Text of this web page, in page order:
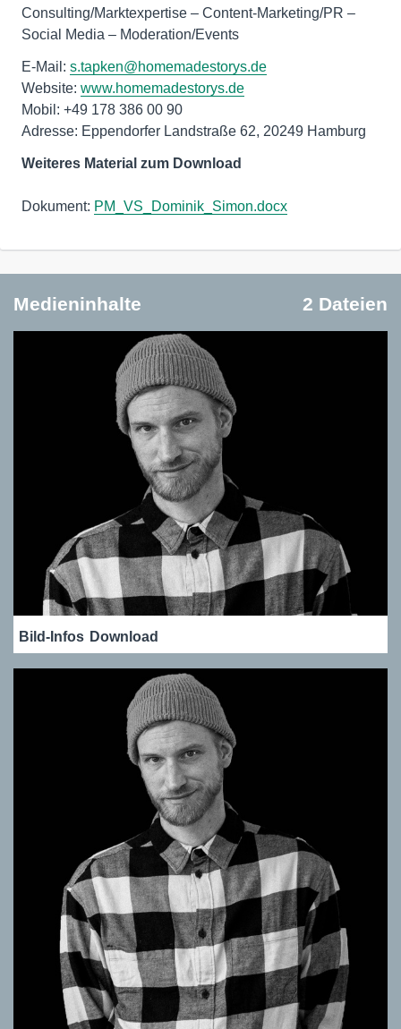
Consulting/Marktexpertise – Content-Marketing/PR ­–
Social Media – Moderation/Events
E-Mail: s.tapken@homemadestorys.de
Website: www.homemadestorys.de
Mobil: +49 178 386 00 90
Adresse: Eppendorfer Landstraße 62, 20249 Hamburg
Weiteres Material zum Download
Dokument: PM_VS_Dominik_Simon.docx
Medieninhalte 2 Dateien
Bild-Infos Download